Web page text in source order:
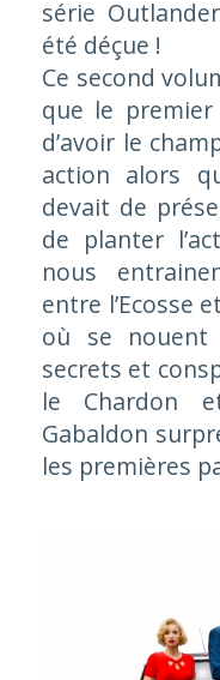
série
été déçue !
Ce second
que le premier
d’avoir le
action alors
devait de
de planter
nous
entre l’Ecosse
où se nouent
secrets et
le Chardon
Gabaldon
les premières